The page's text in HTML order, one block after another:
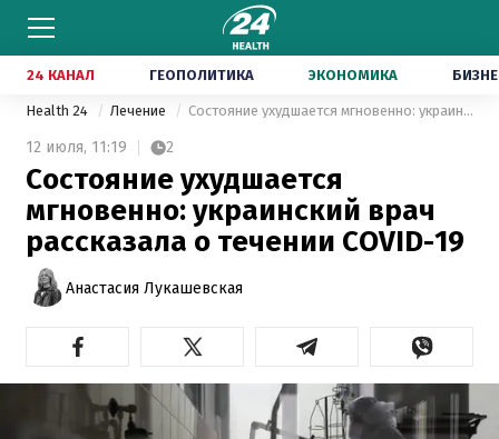
24 КАНАЛ ГЕОПОЛИТИКА ЭКОНОМИКА
Health 24 Лечение Состояние ухудшается мгновенно: украинский врач рассказала о течении COVID-19
12 июля, 11:19 2
Состояние ухудшается
мгновенно: украинский врач
рассказала о течении COVID-19
Анастасия Лукашевская